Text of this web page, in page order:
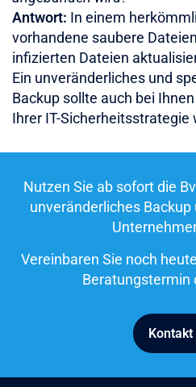
Antwort: In einem
vorhandene saubere
infizierten Dateien
Ein unveränderliches und
Backup sollte auch bei
Ihrer IT-Sicherheitsstrategie
Nutzen Sie ab sofort die
unveränderliches
Vereinbaren Sie noch
Beratungstermin
Kontakt